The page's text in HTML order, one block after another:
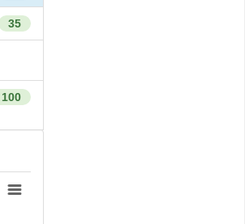
35
100